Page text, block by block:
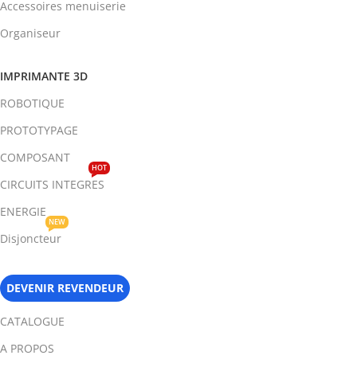
Accessoires menuiserie
Organiseur
IMPRIMANTE 3D
ROBOTIQUE
PROTOTYPAGE
COMPOSANT
CIRCUITS INTEGRES
HOT
ENERGIE
Disjoncteur
NEW
DEVENIR REVENDEUR
CATALOGUE
A PROPOS